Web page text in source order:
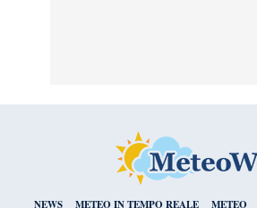
NEWS METEO IN TEMPO REALE METEO